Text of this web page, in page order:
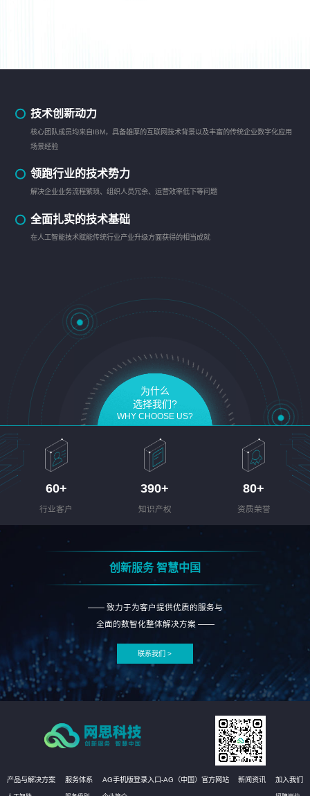
技术创新动力
核心团队成员均来自IBM，具备雄厚的互联网技术背景以及丰富的传统企业数字化应用
场景经验
领跑行业的技术势力
解决企业业务流程繁琐、组织人员冗余、运营效率低下等问题
全面扎实的技术基础
在人工智能技术赋能传统行业产业升级方面获得的相当成就
为什么
选择我们?
WHY CHOOSE US?
60+
行业客户
390+
知识产权
80+
资质荣誉
创新服务 智慧中国
—— 致力于为客户提供优质的服务与
全面的数智化整体解决方案 ——
联系我们 >
产品与解决方案 服务体系 AG手机版登录入口-AG（中国）官方网站 新闻资讯 加入我们